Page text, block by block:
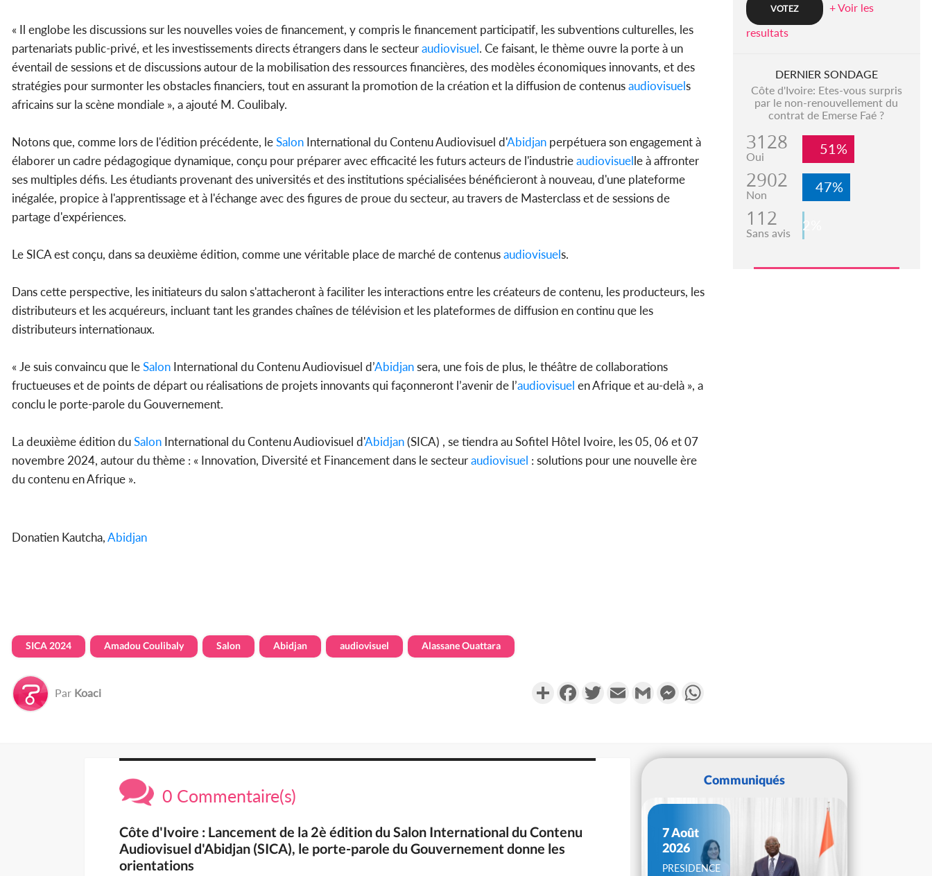
« Il englobe les discussions sur les nouvelles voies de financement, y compris le financement participatif, les subventions culturelles, les
partenariats public-privé, et les investissements directs étrangers dans le secteuraudiovisuel. Ce faisant, le thème ouvre la porte à un
éventail de sessions et de discussions autour de la mobilisation des ressources financières, des modèles économiques innovants, et des
stratégies pour surmonter les obstacles financiers, tout en assurant la promotion de la création et la diffusion de contenusaudiovisuels
africains sur la scène mondiale », a ajouté M. Coulibaly.
Notons que, comme lors de l'édition précédente, leSalon International du Contenu Audiovisuel d'Abidjan perpétuera son engagement à
élaborer un cadre pédagogique dynamique, conçu pour préparer avec efficacité les futurs acteurs de l'industrieaudiovisuelle à affronter
ses multiples défis. Les étudiants provenant des universités et des institutions spécialisées bénéficieront à nouveau, d'une plateforme
inégalée, propice à l'apprentissage et à l'échange avec des figures de proue du secteur, au travers de Masterclass et de sessions de
partage d'expériences.
Le SICA est conçu, dans sa deuxième édition, comme une véritable place de marché de contenusaudiovisuels.
Dans cette perspective, les initiateurs du salon s'attacheront à faciliter les interactions entre les créateurs de contenu, les producteurs, les
distributeurs et les acquéreurs, incluant tant les grandes chaînes de télévision et les plateformes de diffusion en continu que les
distributeurs internationaux.
« Je suis convaincu que leSalon International du Contenu Audiovisuel d’Abidjansera, une fois de plus, le théâtre de collaborations
fructueuses et de points de départ ou réalisations de projets innovants qui façonneront l’avenir de l’audiovisuel en Afrique et au-delà », a
conclu le porte-parole du Gouvernement.
La deuxième édition duSalon International du Contenu Audiovisuel d'Abidjan(SICA) , se tiendra au Sofitel Hôtel Ivoire, les 05, 06 et 07
novembre 2024, autour du thème : « Innovation, Diversité et Financement dans le secteuraudiovisuel : solutions pour une nouvelle ère
du contenu en Afrique ».
Donatien Kautcha,Abidjan
SICA 2024 Amadou Coulibaly Salon Abidjan audiovisuel Alassane Ouattara
Par Koaci PartagerFacebookTwitterEmail Gmail Messenger
+ Voir les
resultats
DERNIER SONDAGE
Côte d'Ivoire: Etes-vous surpris
par le non-renouvellement du
contrat de Emerse Faé ?
3128
Oui 51%
2902
Non 47%
112
Sans avis 2%
0 Commentaire(s)
Côte d'Ivoire : Lancement de la 2è édition du Salon International du Contenu
Audiovisuel d'Abidjan (SICA), le porte-parole du Gouvernement donne les
orientations
Communiqués
7 Août
2026
PRESIDENCE